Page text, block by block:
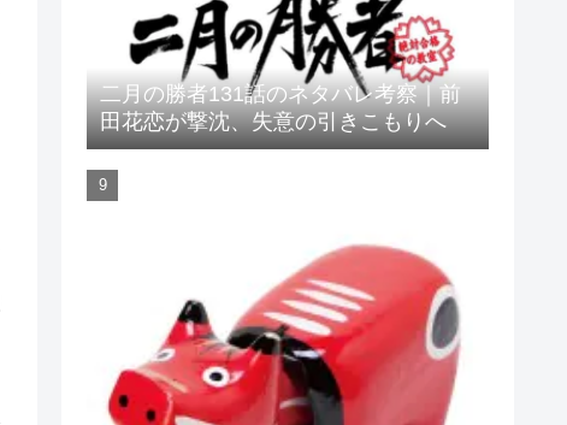
二月の勝者131話のネタバレ考察｜前
田花恋が撃沈、失意の引きこもりへ